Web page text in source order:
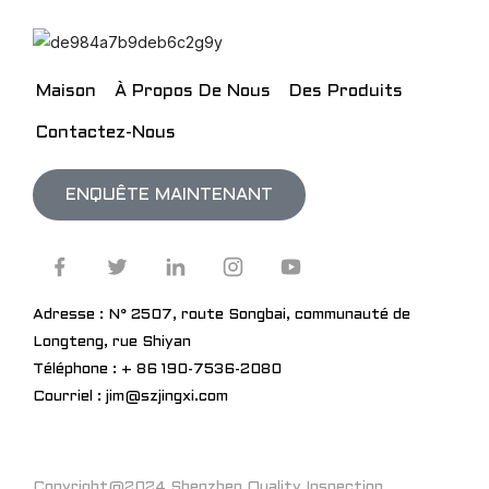
Maison À Propos De Nous Des Produits
Contactez-Nous
ENQUÊTE MAINTENANT
Adresse : N° 2507, route Songbai, communauté de
Longteng, rue Shiyan
Téléphone : + 86 190-7536-2080
Courriel : jim@szjingxi.com